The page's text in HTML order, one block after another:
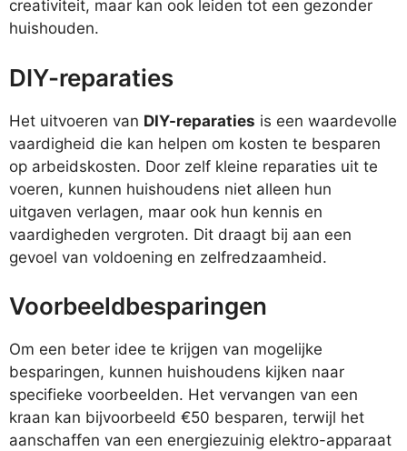
creativiteit, maar kan ook leiden tot een gezonder
huishouden.
DIY-reparaties
Het uitvoeren van DIY-reparaties is een waardevolle
vaardigheid die kan helpen om kosten te besparen
op arbeidskosten. Door zelf kleine reparaties uit te
voeren, kunnen huishoudens niet alleen hun
uitgaven verlagen, maar ook hun kennis en
vaardigheden vergroten. Dit draagt bij aan een
gevoel van voldoening en zelfredzaamheid.
Voorbeeldbesparingen
Om een beter idee te krijgen van mogelijke
besparingen, kunnen huishoudens kijken naar
specifieke voorbeelden. Het vervangen van een
kraan kan bijvoorbeeld €50 besparen, terwijl het
aanschaffen van een energiezuinig elektro-apparaat